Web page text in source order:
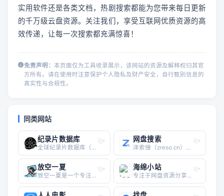
实用软件还是各类文档，热剧搜索都能为您带来每日更新
的千万级云盘资源。关注我们，享受互联网优质资源的高
效传递，让每一次搜索都充满惊喜！
免责声明： 本页面仅为工具收录展示，该网站的资源及解释权归其官
方所有。请在使用时注意保护个人隐私及财产安全，自行甄别信息的
真实性与合规性。
同类网站
纪录片数据库
全球纪录片数据库（docu-lib.com）是一个专注于纪录片资源检索与管理的垂直平台，面向深度纪录片爱好者、研究者及教育工作者。该网站的核心功能在于提供跨主题、跨年代的纪录片搜索与下载入口，用户可通过关键词、导演、年份或主题标签快速定位目标作品。与通用视频平台不同，该站点强调“管理”属性，允许用户构建个人纪录片收藏列表，便于后续观看与学习整理。网站收录内容涵盖自然科学、历史人文、社会纪实、科技探索等主流纪录片分类，同时支持中英文双语检索，适合需要系统化获取纪录片资源的用户。对于导航站而言，该站点填补了“纪录片专用工具型网站”的空白，尤其适合与学术资源站、影视数据库、在线教育平台并列收录。其长尾价值体现在“纪录片资源整理”“高清纪录片下载导航”“纪录片分类检索工具”等搜索场景中。整体功能聚焦、无冗余广告，界面以搜索框与分类目录为主，符合效率型导航站的收录标准。
网盘搜索
泽索搜（zreso.cn）是一个专注于网盘资源检索的垂直搜索引擎，主要面向夸克网盘用户提供高效、精准的文件查找服务。作为网盘搜索工具，它聚合了分散在网络各处的夸克网盘分享链接，帮助用户快速定位学习资料、办公文档、影视资源等内容。网站界面简洁，搜索响应速度快，支持关键词模糊匹配与分类筛选，适合需要批量获取网盘资源的用户日常使用。无论是寻找考研课程、行业报告，还是热门影视剧集，泽索搜都能通过其索引系统提供直达链接，省去在社交平台或论坛手动翻找的麻烦。对于导航站而言，该工具属于实用型网盘搜索引擎类目，能有效补充资源检索类目下的垂直需求，尤其适合收录至“学习工具”“资源下载”或“文档搜索”等子板块。其核心价值在于降低用户获取夸克网盘资源的门槛，提升信息检索效率，是工作、学习与娱乐场景下的辅助型搜索利器。
放空一夏
放空一夏是一个专注于广播剧资源检索的垂直搜索工具，核心功能是支持夸克云盘内广播剧资源的全文检索。用户无需注册即可直接搜索，快速定位包含都市、校园、青春、悬疑、古风、现代、职场、玄幻、种田、科幻等主流题材的免费广播剧内容。平台不直接提供音频文件，而是通过索引云盘分享链接，帮助用户高效找到已上传的广播剧资源。对于喜欢听广播剧但苦于资源分散、搜索效率低的用户而言，放空一夏能够显著减少在多个平台间反复查找的时间成本。其界面简洁，搜索响应快，适合作为广播剧爱好者的日常检索工具。导航站收录该站点时，可重点突出“广播剧搜索工具”“夸克云盘资源检索”“免费广播剧资源导航”等长尾关键词，便于目标用户通过搜索场景发现并收藏该工具。
海绵小站
专注于网盘资源分享，想要免费下载最新的电影、电视剧、音乐、书籍、动漫、综艺等资源吗？海绵小站为您提供丰富的资源下载，高清4K资源，赶快加入我们，畅享资源世界！